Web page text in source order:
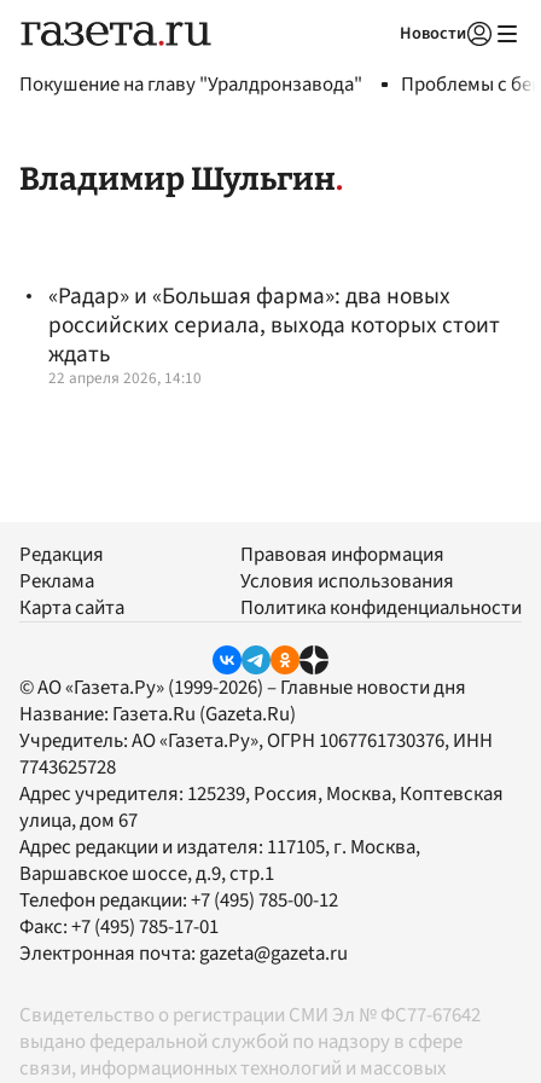
Новости
Покушение на главу "Уралдронзавода" Проблемы с
Владимир Шульгин
«Радар» и «Большая фарма»: два новых
российских сериала, выхода которых стоит
ждать
22 апреля 2026, 14:10
Редакция
Реклама
Карта сайта
Правовая информация
Условия использования
Политика конфиденциальности
© АО «Газета.Ру» (1999-2026) – Главные новости дня
Название: Газета.Ru (Gazeta.Ru)
Учредитель:АО «Газета.Ру», ОГРН 1067761730376, ИНН
7743625728
Адрес учредителя: 125239, Россия, Москва, Коптевская
улица, дом 67
Адрес редакции и издателя: 117105, г. Москва,
Варшавское шоссе, д.9, стр.1
Телефон редакции:+7 (495) 785-00-12
Факс:+7 (495) 785-17-01
Электронная почта:gazeta@gazeta.ru
Свидетельство о регистрации СМИ Эл № ФС77-67642
выдано федеральной службой по надзору в сфере
связи, информационных технологий и массовых